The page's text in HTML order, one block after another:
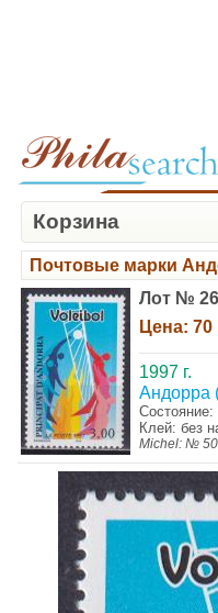
Корзина
Почтовые марки
Лот №
Цена: 70
1997 г.
Андорра
Состояние:
Клей: без
Michel: №